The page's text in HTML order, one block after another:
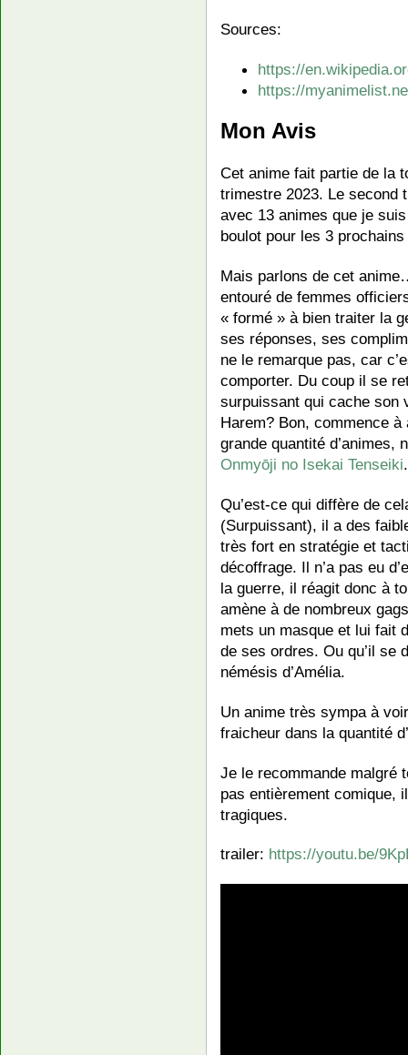
Sources:
https://
https://
Mon Avis
Cet anime fait partie de la
trimestre 2023. Le second
avec 13 animes que je
boulot pour les 3
Mais parlons de cet
entouré de femmes
« formé » à bien traiter la
ses réponses, ses
ne le remarque pas, car
comporter. Du coup il se
surpuissant qui cache son
Harem? Bon, commence
grande quantité d’animes,
Onmyōji no Isekai Tenseiki.
Qu’est-ce qui diffère de
(Surpuissant), il a des
très fort en stratégie et
décoffrage. Il n’a pas eu
la guerre, il réagit donc à
amène à de nombreux
mets un masque et lui fait
de ses ordres. Ou qu’il se
némésis d’Amélia.
Un anime très sympa à
fraicheur dans la quantité
Je le recommande malgré
pas entièrement comique,
tragiques.
trailer: https://youtu.be/